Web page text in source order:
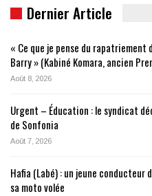
Dernier Article
« Ce que je pense du rapatriement
Barry » (Kabiné Komara, ancien
Août 8, 2026
Urgent – Éducation : le syndicat
de Sonfonia
Août 7, 2026
Hafia (Labé) : un jeune
sa moto volée